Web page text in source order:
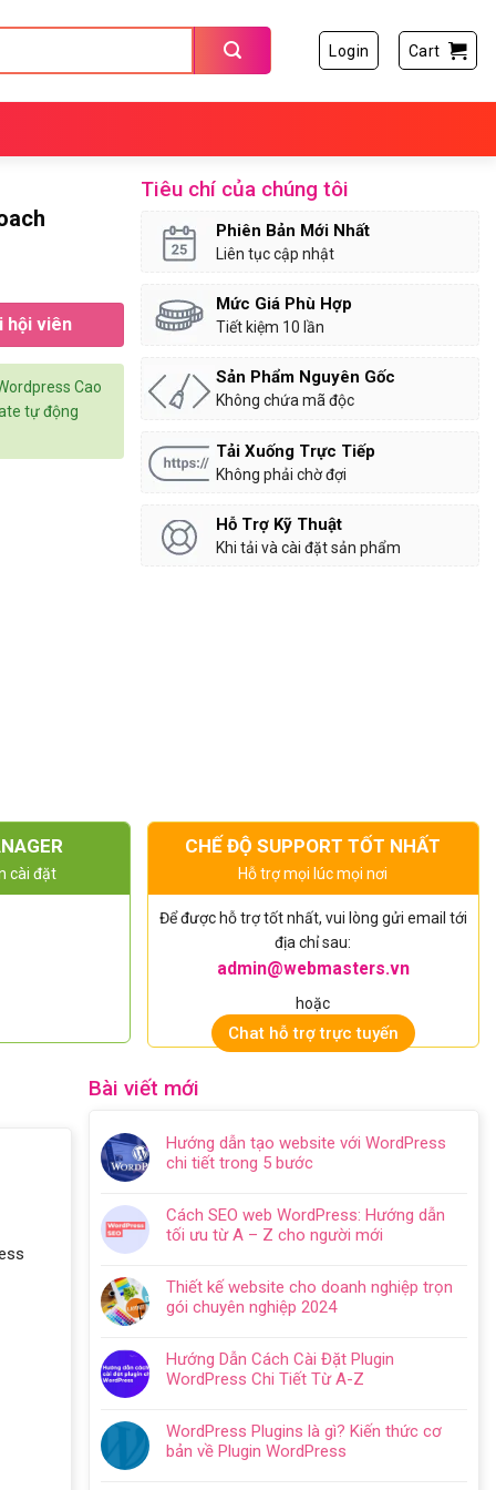
Login Cart
hội viên
Cao
tự động
Tiêu chí của chúng tôi
Phiên Bản Mới Nhất
Liên tục cập nhật
Mức Giá Phù Hợp
Tiết kiệm 10 lần
Sản Phẩm Nguyên Gốc
Không chứa mã độc
Tải Xuống Trực Tiếp
Không phải chờ đợi
Hỗ Trợ Kỹ Thuật
Khi tải và cài đặt sản phẩm
cài đặt
CHẾ ĐỘ SUPPORT TỐT NHẤT
Hỗ trợ mọi lúc mọi nơi
Để được hỗ trợ tốt nhất, vui lòng gửi email tới
địa chỉ sau:
admin@webmasters.vn
hoặc
Chat hỗ trợ trực tuyến
Bài viết mới
Hướng dẫn tạo website với WordPress
chi tiết trong 5 bước
bình
luận
Hướng
dẫn
tạo
với
WordPress
tiết
trong
5
Cách SEO web WordPress: Hướng dẫn
tối ưu từ A – Z cho người mới
bình
luận
Cách
SEO
Hướng
dẫn
Thiết kế website cho doanh nghiệp trọn
gói chuyên nghiệp 2024
bình
luận
Thiết
kế
Hướng Dẫn Cách Cài Đặt Plugin
WordPress Chi Tiết Từ A-Z
bình
luận
WordPress Plugins là gì? Kiến thức cơ
bản về Plugin WordPress